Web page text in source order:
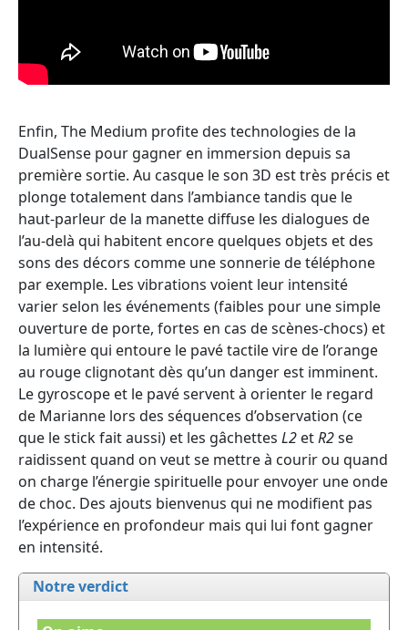
Enfin, The Medium profite des technologies de la
DualSense pour gagner en immersion depuis sa
première sortie. Au casque le son 3D est très précis et
plonge totalement dans l’ambiance tandis que le
haut-parleur de la manette diffuse les dialogues de
l’au-delà qui habitent encore quelques objets et des
sons des décors comme une sonnerie de téléphone
par exemple. Les vibrations voient leur intensité
varier selon les événements (faibles pour une simple
ouverture de porte, fortes en cas de scènes-chocs) et
la lumière qui entoure le pavé tactile vire de l’orange
au rouge clignotant dès qu’un danger est imminent.
Le gyroscope et le pavé servent à orienter le regard
de Marianne lors des séquences d’observation (ce
que le stick fait aussi) et les gâchettes L2 etR2se
raidissent quand on veut se mettre à courir ou quand
on charge l’énergie spirituelle pour envoyer une onde
de choc. Des ajouts bienvenus qui ne modifient pas
l’expérience en profondeur mais qui lui font gagner
en intensité.
Notre verdict